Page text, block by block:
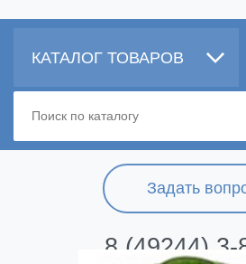
Задать
8 (49244) 3-
КАТАЛОГ ТОВАРОВ